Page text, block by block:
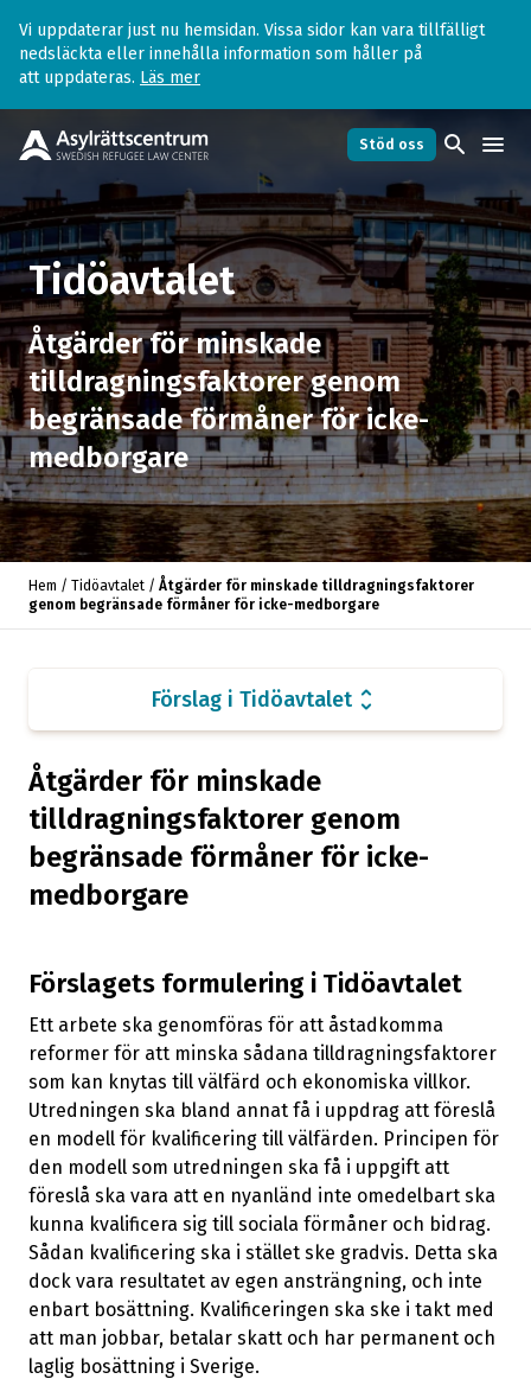
Vi uppdaterar just nu hemsidan. Vissa sidor kan vara tillfälligt
nedsläckta eller innehålla information som håller på
att uppdateras. Läs mer
Stöd oss search menu
Tidöavtalet
Åtgärder för minskade
tilldragningsfaktorer genom
begränsade förmåner för icke-
medborgare
Hem / Tidöavtalet / Åtgärder för minskade tilldragningsfaktorer
genom begränsade förmåner för icke-medborgare
Åtgärder för minskade
tilldragningsfaktorer genom
begränsade förmåner för icke-
medborgare
Förslagets formulering i Tidöavtalet
Ett arbete ska genomföras för att åstadkomma
reformer för att minska sådana tilldragningsfaktorer
som kan knytas till välfärd och ekonomiska villkor.
Utredningen ska bland annat få i uppdrag att föreslå
en modell för kvalificering till välfärden. Principen för
den modell som utredningen ska få i uppgift att
föreslå ska vara att en nyanländ inte omedelbart ska
kunna kvalificera sig till sociala förmåner och bidrag.
Sådan kvalificering ska i stället ske gradvis. Detta ska
dock vara resultatet av egen ansträngning, och inte
enbart bosättning. Kvalificeringen ska ske i takt med
att man jobbar, betalar skatt och har permanent och
laglig bosättning i Sverige.
Förslag i Tidöavtaletunfold_more
Tidöavtalet arrow_forward
Sammanfattande kommentar arrow_forward
Inre gränskontroller till Sverige ska stärkas arrow_forward
Ökad användning av biometriska data i
utlänningsärenden, avskaffande av
preskription m.m.
arrow_forward
Utökat arbete och förstärkta möjligheter till
Samlat ansvar och intensifierat arbete för
Asyllagstiftningen ska anpassas efter den
rättsliga miniminivån enligt EU-rätten
Återinförd registrering för EES-medborgare
Skärpta villkor för arbetskraftsinvandring arrow_forward
Översyn av prövningen av asylansökan från
säkra länder
arrow_forward
Transitcenter ska införas för hela
asylprocessen
Utred en möjlighet att utvisa en utländsk
medborgares på grund av bristande vandel
arrow_forward
Asylsökandes ansvar för kostnaderna för
mottagandet
arrow_forward